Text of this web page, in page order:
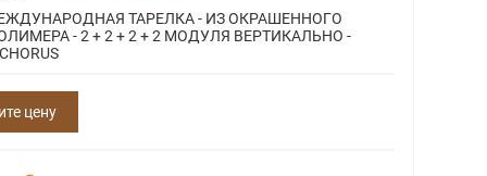
ТАРЕЛКА - ИЗ ОКРАШЕННОГО
- 2 + 2 + 2 + 2 МОДУЛЯ ВЕРТИКАЛЬНО -
цену